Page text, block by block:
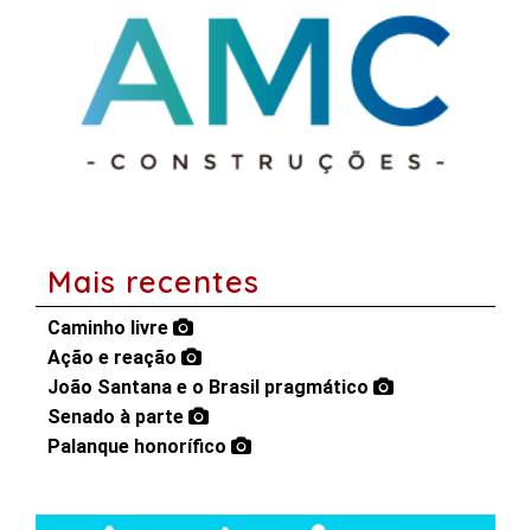
Mais recentes
Caminho livre
Ação e reação
João Santana e o Brasil pragmático
Senado à parte
Palanque honorífico